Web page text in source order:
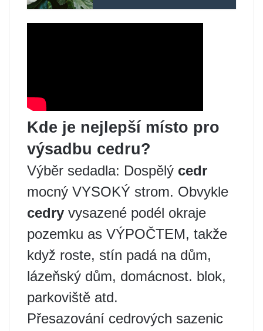
Kde je nejlepší místo pro
výsadbu cedru?
Výběr sedadla: Dospělý cedr
mocný VYSOKÝ strom. Obvykle
cedry vysazené podél okraje
pozemku as VÝPOČTEM, takže
když roste, stín padá na dům,
lázeňský dům, domácnost. blok,
parkoviště atd.
Přesazování cedrových sazenic